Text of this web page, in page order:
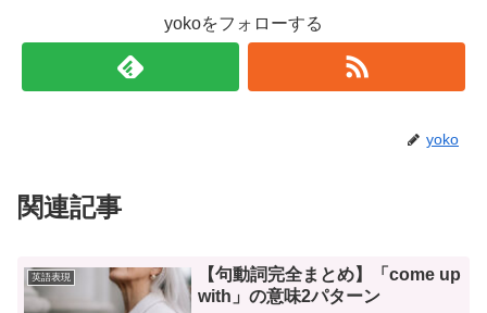
yokoをフォローする
yoko
関連記事
英語表現
【句動詞完全まとめ】「come up
with」の意味2パターン